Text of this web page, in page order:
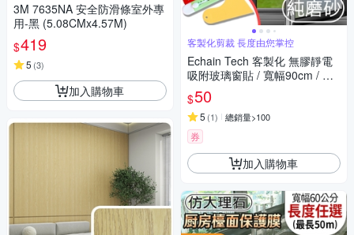
3M 7635NA 安全防滑條室外專
用-黑 (5.08CMx4.57M)
$419
5 (3)
加入購物車
客製化剪裁 長度由您掌控
Echain Tech 客製化 無膠靜電
吸附玻璃窗貼 / 寬幅90cm / 每
單位10cm / 共9款
$50
5 (1) 總銷量>100
券
加入購物車